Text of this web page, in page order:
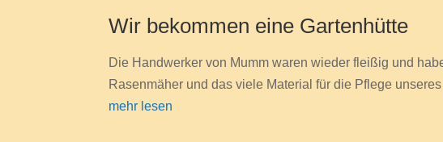
Wir bekommen eine Gartenhütte
Die Handwerker von Mumm waren wieder fleißig und
Rasenmäher und das viele Material für die Pflege
mehr lesen